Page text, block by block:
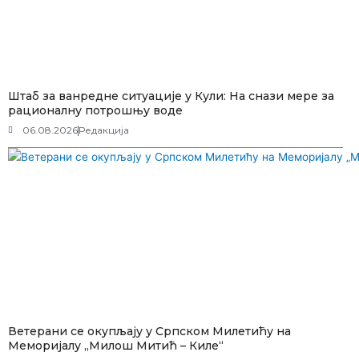
Штаб за ванредне ситуације у Кули: На снази мере за
рационалну потрошњу воде
06.08.2026Редакција
Ветерани се окупљају у Српском Милетићу на
Меморијалу „Милош Митић – Киле“